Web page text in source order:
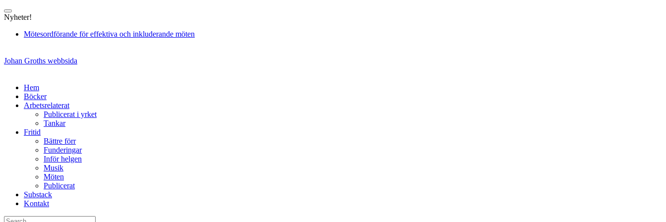
to
Nyheter!
Mötesordförande för effektiva och inkluderande möten
Johan Groths webbsida
Hem
Böcker
Arbetsrelaterat
Publicerat i yrket
Tankar
Fritid
Bättre förr
Funderingar
Inför helgen
Musik
Möten
Publicerat
Substack
Kontakt
Search